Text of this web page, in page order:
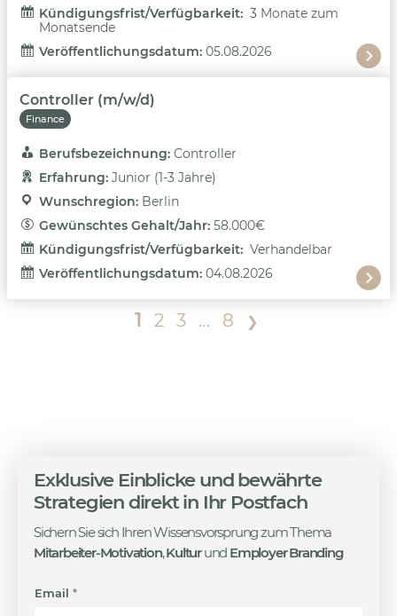
Kündigungsfrist/Verfügbarkeit: 3 Monate zum
Monatsende
Veröffentlichungsdatum: 05.08.2026
Controller (m/w/d)
Finance
Berufsbezeichnung: Controller
Erfahrung: Junior (1-3 Jahre)
Wunschregion: Berlin
Gewünschtes Gehalt/Jahr: 58.000€
Kündigungsfrist/Verfügbarkeit: Verhandelbar
Veröffentlichungsdatum: 04.08.2026
1 2 3 … 8 ❯
Exklusive Einblicke und bewährte
Strategien direkt in Ihr Postfach
Sichern Sie sich Ihren Wissensvorsprung zum Thema
Mitarbeiter-Motivation,Kulturund Employer Branding
m
Email *